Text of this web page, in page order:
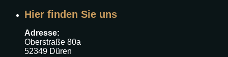
Hier finden Sie uns
Adresse:
Oberstraße 80a
52349 Düren